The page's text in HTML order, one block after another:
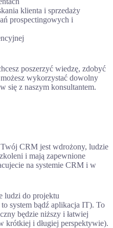
klienta i sprzedaży
prospectingowych i
poszerzyć wiedzę, zdobyć
wykorzystać dowolny
z naszym konsultantem.
CRM jest wdrożony, ludzie
i mają zapewnione
na systemie CRM i w
ludzi do projektu
system bądź aplikacja IT). To
będzie niższy i łatwiej
krótkiej i długiej perspektywie).